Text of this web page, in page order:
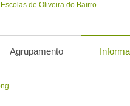
Agrupamento